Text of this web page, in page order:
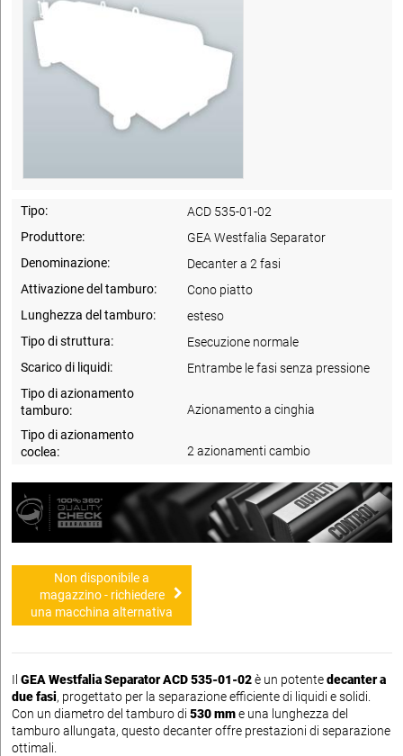
Tipo:
ACD 535-01-02
Produttore:
GEA Westfalia Separator
Denominazione:
Decanter a 2 fasi
Attivazione del tamburo:
Cono piatto
Lunghezza del tamburo:
esteso
Tipo di struttura:
Esecuzione normale
Scarico di liquidi:
Entrambe le fasi senza pressione
Tipo di azionamento
tamburo:
Azionamento a cinghia
Tipo di azionamento
coclea:
2 azionamenti cambio
Non disponibile a
magazzino - richiedere
una macchina alternativa
Il GEA Westfalia Separator ACD 535-01-02è un potentedecanter a
due fasi, progettato per la separazione efficiente di liquidi e solidi.
Con un diametro del tamburo di 530 mme una lunghezza del
tamburo allungata, questo decanter offre prestazioni di separazione
ottimali.